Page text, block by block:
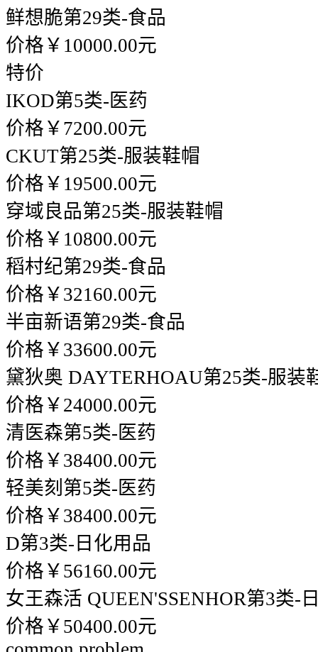
鲜想脆第29类-食品
价格￥10000.00元
特价
IKOD第5类-医药
价格￥7200.00元
CKUT第25类-服装鞋帽
价格￥19500.00元
穿域良品第25类-服装鞋帽
价格￥10800.00元
稻村纪第29类-食品
价格￥32160.00元
半亩新语第29类-食品
价格￥33600.00元
黛狄奥 DAYTERHOAU第25类-服装
价格￥24000.00元
清医森第5类-医药
价格￥38400.00元
轻美刻 第5类-医药
价格￥38400.00元
D第3类-日化用品
价格￥56160.00元
女王森活 QUEEN'SSENHOR第3类-
价格￥50400.00元